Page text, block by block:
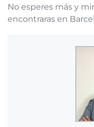
No esperes más y
encontraras en